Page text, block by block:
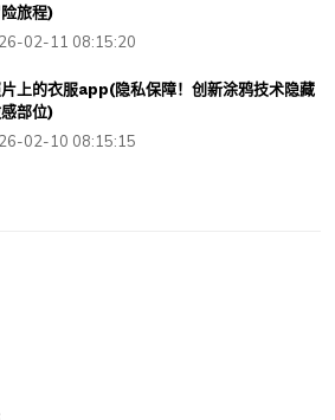
旅程)
02-11 08:15:20
上的衣服app(隐私保障！创新涂鸦技术隐藏
部位)
02-10 08:15:15